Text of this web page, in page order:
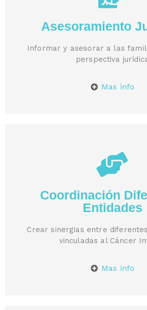
Asesoramiento
Informar y asesorar a las
perspectiva
Mas info
Coordinación
Entidades
Crear sinergias entre
vinculadas al Cáncer
Mas info